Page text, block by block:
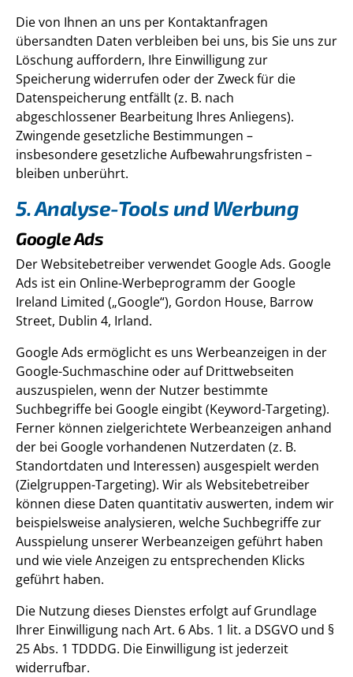
Die von Ihnen an uns per Kontaktanfragen
übersandten Daten verbleiben bei uns, bis Sie uns zur
Löschung auffordern, Ihre Einwilligung zur
Speicherung widerrufen oder der Zweck für die
Datenspeicherung entfällt (z. B. nach
abgeschlossener Bearbeitung Ihres Anliegens).
Zwingende gesetzliche Bestimmungen –
insbesondere gesetzliche Aufbewahrungsfristen –
bleiben unberührt.
5. Analyse-Tools und Werbung
Google Ads
Der Websitebetreiber verwendet Google Ads. Google
Ads ist ein Online-Werbeprogramm der Google
Ireland Limited („Google“), Gordon House, Barrow
Street, Dublin 4, Irland.
Google Ads ermöglicht es uns Werbeanzeigen in der
Google-Suchmaschine oder auf Drittwebseiten
auszuspielen, wenn der Nutzer bestimmte
Suchbegriffe bei Google eingibt (Keyword-Targeting).
Ferner können zielgerichtete Werbeanzeigen anhand
der bei Google vorhandenen Nutzerdaten (z. B.
Standortdaten und Interessen) ausgespielt werden
(Zielgruppen-Targeting). Wir als Websitebetreiber
können diese Daten quantitativ auswerten, indem wir
beispielsweise analysieren, welche Suchbegriffe zur
Ausspielung unserer Werbeanzeigen geführt haben
und wie viele Anzeigen zu entsprechenden Klicks
geführt haben.
Die Nutzung dieses Dienstes erfolgt auf Grundlage
Ihrer Einwilligung nach Art. 6 Abs. 1 lit. a DSGVO und §
25 Abs. 1 TDDDG. Die Einwilligung ist jederzeit
widerrufbar.